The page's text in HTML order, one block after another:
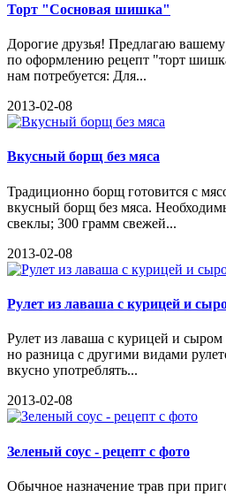
Торт "Сосновая шишка"
Дорогие друзья! Предлагаю
по оформлению рецепт "торт
нам потребуется: Для...
2013-02-08
Вкусный борщ без мяса
Традиционно борщ готовится с
вкусный борщ без мяса.
свеклы; 300 грамм свежей...
2013-02-08
Рулет из лаваша с курицей и
Рулет из лаваша с курицей и сыром
но разница с другими видами
вкусно употреблять...
2013-02-08
Зеленый соус - рецепт с фото
Обычное назначение трав при